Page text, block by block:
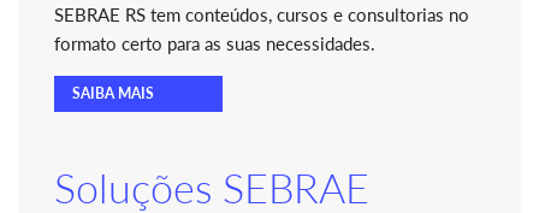
SEBRAE RS tem conteúdos, cursos e consultorias no
formato certo para as suas necessidades.
SAIBA MAIS
Soluções SEBRAE